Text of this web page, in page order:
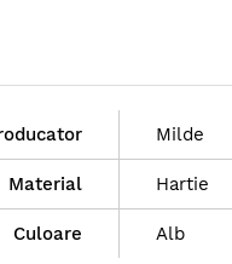
Milde
Material Hartie
Culoare Alb